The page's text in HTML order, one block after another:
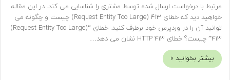
مرتبط با درخواست ارسال شده توسط مشتری را شناسایی می کند. در این مقاله
خواهید دید که خطای 413 (Request Entity Too Large) چیست و چگونه می
توانید آن را در وردپرس خود برطرف کنید. خطای “(Request Entity Too Large)
413” چیست؟ خطای HTTP 413 نشان می دهد…
بیشتر بخوانید »